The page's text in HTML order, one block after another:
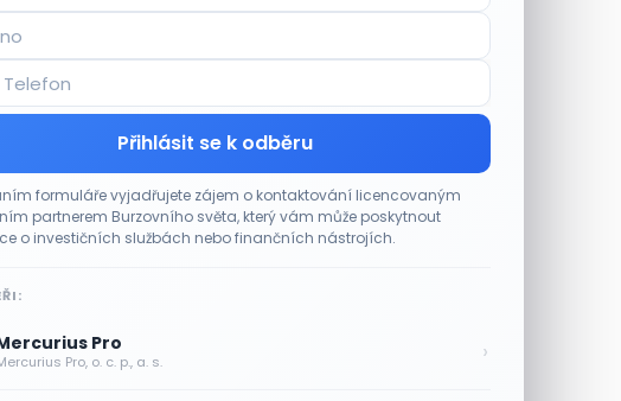
Přihlásit se k odběru
formuláře vyjadřujete zájem o kontaktování licencovaným
partnerem Burzovního světa, který vám může poskytnout
o investičních službách nebo finančních nástrojích.
Pro
Pro, o. c. p., a. s. ›